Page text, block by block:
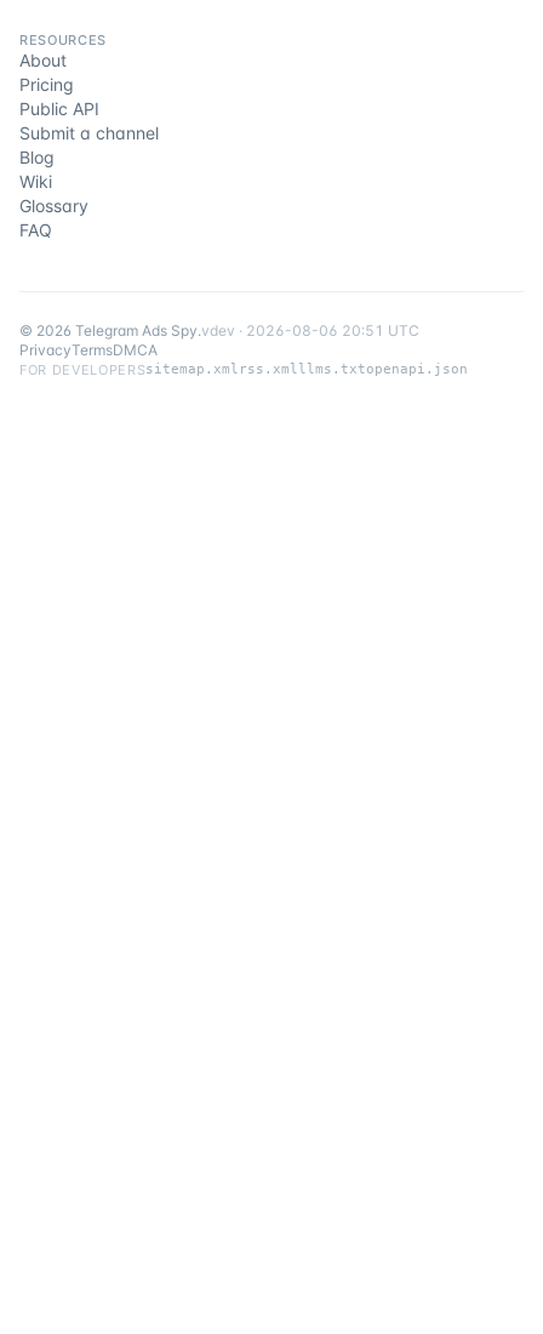
RESOURCES
About
Pricing
Public API
Submit a channel
Blog
Wiki
Glossary
FAQ
© 2026 Telegram Ads Spy.vdev · 2026-08-06 20:51 UTC
PrivacyTermsDMCA
FOR DEVELOPERSsitemap.xml rss.xmlllms.txtopenapi.json